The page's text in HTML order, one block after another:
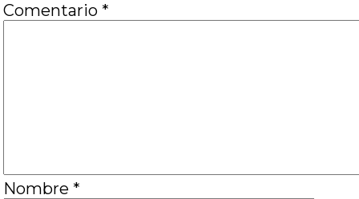
Comentario *
Nombre *